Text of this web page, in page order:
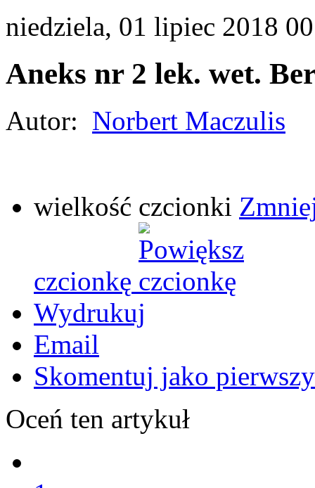
niedziela, 01 lipiec 2018
Aneks nr 2 lek. wet.
Autor: Norbert Maczulis
wielkość czcionki
czcionkę
Wydrukuj
Email
Skomentuj jako
Oceń ten artykuł